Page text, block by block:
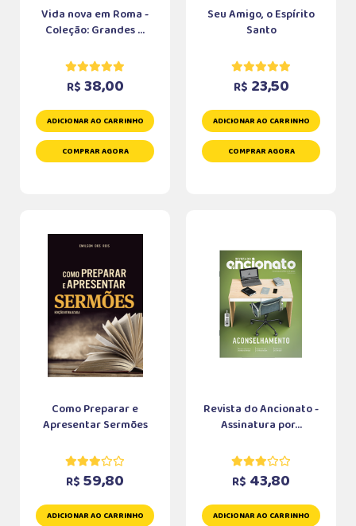
Vida nova em Roma -
Coleção: Grandes ...
R$ 38,00
ADICIONAR AO CARRINHO
COMPRAR AGORA
Seu Amigo, o Espírito
Santo
R$ 23,50
ADICIONAR AO CARRINHO
COMPRAR AGORA
Como Preparar e
Apresentar Sermões
R$ 59,80
ADICIONAR AO CARRINHO
Revista do Ancionato -
Assinatura por...
R$ 43,80
ADICIONAR AO CARRINHO